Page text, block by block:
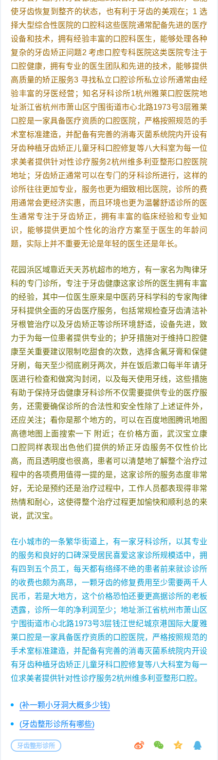
使牙齿恢复到整齐的状态，也有利于牙齿的美观在；1 选
择大型综合性医院的口腔科这些医院通常配备先进的医疗
设备和技术，拥有经验丰富的口腔科医生，能够处理各种
复杂的牙齿矫正问题2 考虑口腔专科医院这类医院专注于
口腔健康，拥有专业的医生团队和先进的技术，能够提供
高质量的矫正服务3 寻找私立口腔诊所私立诊所通常由经
验丰富的牙医经营；知名牙科诊所1杭州雅莱口腔医院地
址浙江省杭州市萧山区宁围街道市心北路1973号3层雅莱
口腔是一家具备医疗资质的口腔医院，严格按照规范的手
术室标准建造，并配备有完善的消毒灭菌系统院内开设有
牙齿种植牙齿矫正儿童牙科口腔修复等八大科室为每一位
求美者提供针对性诊疗服务2杭州维多利亚整形口腔医院
地址；牙齿矫正通常可以在专门的牙科诊所进行，这样的
诊所往往更加专业，服务也更为细致相比医院，诊所的费
用通常会更经济实惠，而且环境也更为温馨舒适诊所的医
生通常专注于牙齿矫正，拥有丰富的临床经验和专业知
识，能够提供更加个性化的治疗方案至于医生的年龄问
题，实际上并不重要无论是年轻的医生还是年长。
花园浜区域靠近天天苏杭超市的地方，有一家名为陶律牙
科的专门诊所，专注于牙齿健康这家诊所的医生拥有丰富
的经验，其中一位医生原来是中医药牙科学科的专家陶律
牙科提供全面的牙齿医疗服务，包括常规检查牙齿清洁补
牙根管治疗以及牙齿矫正等诊所环境舒适，设备先进，致
力于为每一位患者提供专业的；护牙措施对于维持口腔健
康至关重要建议限制吃甜食的次数，选择含氟牙膏和保健
牙刷，每天至少彻底刷牙两次，并在饭后漱口每半年请牙
医进行检查和做窝沟封闭，以及每天使用牙线，这些措施
有助于保持牙齿健康牙科诊所不仅需要提供专业的医疗服
务，还需要确保诊所的合法性和安全性除了上述证件外，
还应关注；看你是那个地方的，可以在百度地图腾讯地图
高德地图上面搜索一下 附近；在价格方面，武汉宝立康
口腔同样表现出色他们提供的矫正牙齿服务不仅性价比
高，而且透明度也很高，患者可以清楚地了解整个治疗过
程中的各项费用值得一提的是，这家诊所的服务态度非常
好，无论是预约还是治疗过程中，工作人员都表现得非常
热情和耐心，这使得整个治疗过程更加愉快和顺利总的来
说，武汉宝。
在小城市的一条繁华街道上，有一家牙科诊所，以其专业
的服务和良好的口碑深受居民喜爱这家诊所规模适中，拥
有四到五个员工，每天都有络绎不绝的患者前来就诊诊所
的收费也颇为高昂，一颗牙齿的修复费用至少需要两千人
民币，若是大地方，这个价格恐怕还要更高据诊所的老板
透露，诊所一年的净利润至少；地址浙江省杭州市萧山区
宁围街道市心北路1973号3层钱江世纪城京港国际大厦雅
莱口腔是一家具备医疗资质的口腔医院，严格按照规范的
手术室标准建造，并配备有完善的消毒灭菌系统院内开设
有牙齿种植牙齿矫正儿童牙科口腔修复等八大科室为每一
位求美者提供针对性诊疗服务2杭州维多利亚整形口腔。
(补一颗小牙洞大概多少钱)
(牙齿整形诊所有哪些)
牙齿整形诊所